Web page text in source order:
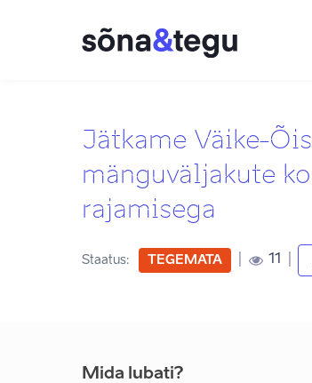
Jätkame Väike-
mänguväljakute
rajamisega
Staatus: TEGEMATA 11
Mida lubati?